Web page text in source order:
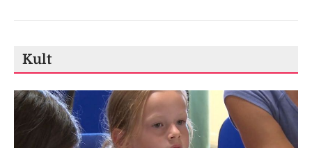
Kult